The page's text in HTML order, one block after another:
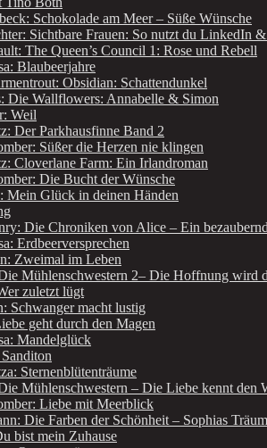
Schokolade am Meer – Süße Wünsche
Sichtbare Frauen: So nutzt du LinkedIn
The Queen’s Council 1: Rose und Rebell
Blaubeerjahre
Obsidian: Schattendunkel
Die Wallflowers: Annabelle & Simon
Weil
Der Parkhausfinne Band 2
Süßer die Herzen nie klingen
Cloverlane Farm: Ein Irlandroman
Die Bucht der Wünsche
Mein Glück in deinen Händen
Die Chroniken von Alice – Ein
Erdbeerversprechen
Zweimal im Leben
Mühlenschwestern 2– Die Hoffnung wird
zuletzt lügt
Schwanger macht lustig
geht durch den Magen
Mandelglück
Sternenblütenträume
Mühlenschwestern – Die Liebe kennt den
Liebe mit Meerblick
Die Farben der Schönheit – Sophias
bist mein Zuhause